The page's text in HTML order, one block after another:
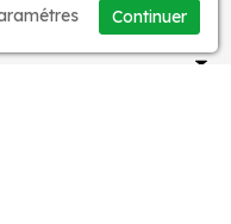
stickers sont
une excellente
Continuer